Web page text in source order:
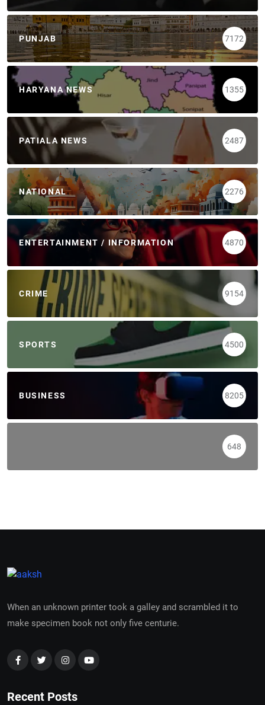
PUNJAB 7172
HARYANA NEWS 1355
PATIALA NEWS 2487
NATIONAL 2276
ENTERTAINMENT / INFORMATION 4870
CRIME 9154
SPORTS 4500
BUSINESS 8205
648
When an unknown printer took a galley and scrambled it to
make specimen book not only five centurie.
Recent Posts